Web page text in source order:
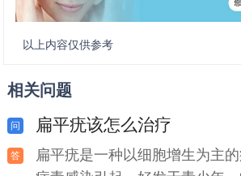
以上内容仅供参考
相关问题
扁平疣该怎么治疗
扁平疣是一种以细胞增生为主